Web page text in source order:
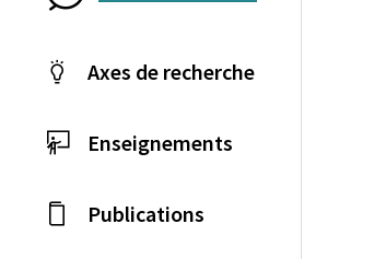
Axes de recherche
Enseignements
Publications